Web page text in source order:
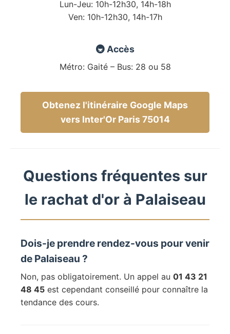
Lun-Jeu: 10h-12h30, 14h-18h
Ven: 10h-12h30, 14h-17h
🚇 Accès
Métro: Gaité – Bus: 28 ou 58
Obtenez l'itinéraire Google Maps
vers Inter'Or Paris 75014
Questions fréquentes sur
le rachat d'or à Palaiseau
Dois-je prendre rendez-vous pour venir
de Palaiseau ?
Non, pas obligatoirement. Un appel au 01 43 21
48 45 est cependant conseillé pour connaître la
tendance des cours.